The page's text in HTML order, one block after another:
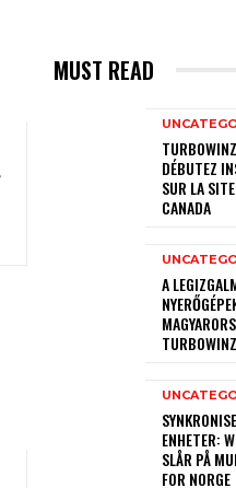
MUST READ
DÉBUTEZ
SUR LA
CANADA
A
ENHETER:
SLÅR PÅ
FOR NORGE